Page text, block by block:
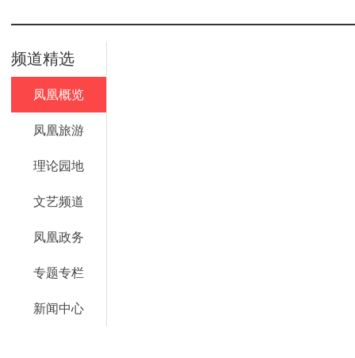
频道精选
凤凰概览
凤凰旅游
理论园地
文艺频道
凤凰政务
专题专栏
新闻中心